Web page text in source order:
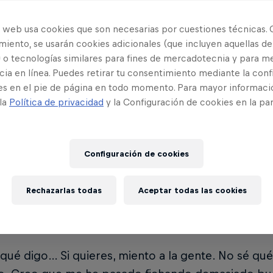
con el capitán del equipo con el trofeo todavía
por la victoria. ¿Qué sensación
tan contundente?
es que tengo un equipo muy bueno. Cada
creo que podía haber ganado literalmente
creo que el éxito es más del equipo que mío.
también los rivales han dado hoy un nivel
te vas con esa espina de… me hubiera
digo… Si quieres, miento a la gente. No sé
web usa cookies que son necesarias por cuestiones técnicas.
se usarán cookies adicionales (que incluyen aquellas de
tecnologías similares para fines de mercadotecnia y para
en línea. Puedes retirar tu consentimiento mediante la
en el pie de página en todo momento. Para mayor
Política de privacidad y la Configuración de cookies en la
Configuración de cookies
Rechazarlas todas Aceptar todas las cookies